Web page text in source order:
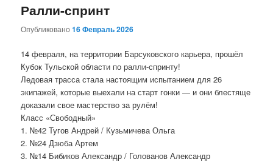
Ралли-спринт
Опубликовано16 Февраль 2026
14 февраля, на территории Барсуковского карьера, прошёл
Кубок Тульской области по ралли‑спринту!
Ледовая трасса стала настоящим испытанием для 26
экипажей, которые выехали на старт гонки — и они блестяще
доказали свое мастерство за рулём!
Класс «Свободный»
1. №42 Тугов Андрей / Кузьмичева Ольга
2. №24 Дзюба Артем
3. №14 Бибиков Александр / Голованов Александр